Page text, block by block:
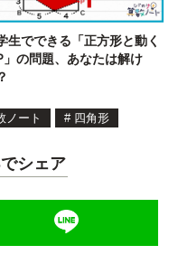
生でできる「正方形と動く
」の問題、あなたは解け
ノート # 四角形
シェア